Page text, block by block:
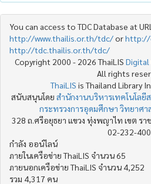
You can access to TDC Database at URL
http://www.thailis.or.th/tdc/orhttp://
http://tdc.thailis.or.th/tdc/
Copyright 2000 - 2026 ThaiLIS
All rights
ThaiLIS is Thailand Library
สนับสนุนโดย สำนักงานบริหารเทคโนโล
กระทรวงการอุดมศึกษา วิทยาศา
328 ถ.ศรีอยุธยา แขวง ทุ่งพญาไท เขต รา
02-232-
กำลัง ออน์ไลน์
ภายในเครือข่าย ThaiLIS จำนวน 65
ภายนอกเครือข่าย ThaiLIS จำนวน 4,252
รวม 4,317 คน